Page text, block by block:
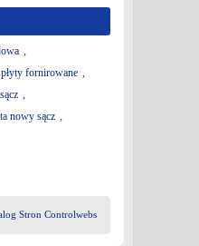
,
płyty fornirowane ,
,
nowy sącz ,
Stron Controlwebs